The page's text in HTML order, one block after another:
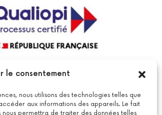
le consentement
nous utilisons des technologies telles que
aux informations des appareils. Le fait
permettra de traiter des données telles
qualité a été délivrée au
formations.Voir le certificat